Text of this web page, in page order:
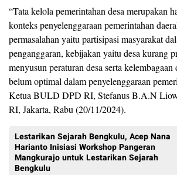
“Tata kelola pemerintahan desa merupakan
konteks penyelenggaraan pemerintahan
permasalahan yaitu partisipasi masyarakat
penganggaran, kebijakan yaitu desa kurang
menyusun peraturan desa serta
belum optimal dalam penyelenggaraan
Ketua BULD DPD RI, Stefanus B.A.N
RI, Jakarta, Rabu (20/11/2024).
Lestarikan Sejarah Bengkulu, Acep Nana
Harianto Inisiasi Workshop Pangeran
Mangkurajo untuk Lestarikan Sejarah
Bengkulu